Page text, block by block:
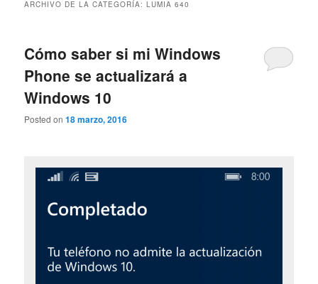
ARCHIVO DE LA CATEGORÍA:LUMIA 640
Cómo saber si mi Windows
Phone se actualizará a
Windows 10
Posted on18 marzo, 2016